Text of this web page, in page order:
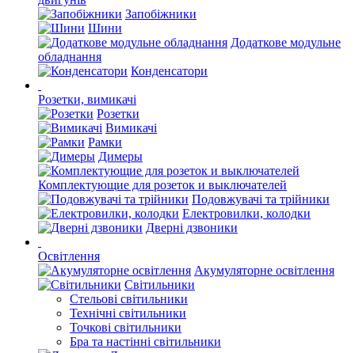
Запобіжники
Шини
Додаткове модульне
обладнання
Конденсатори
Розетки, вимикачі
Розетки
Вимикачі
Рамки
Димеры
Комплектующие для розеток и выключателей
Подовжувачі та трійники
Електровилки, колодки
Дверні дзвоники
Освітлення
Акумуляторне освітлення
Світильники
Стельові світильники
Технічні світильники
Точкові світильники
Бра та настінні світильники